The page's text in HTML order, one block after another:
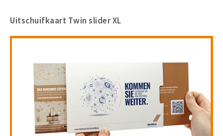
Uitschuifkaart Twin slider XL